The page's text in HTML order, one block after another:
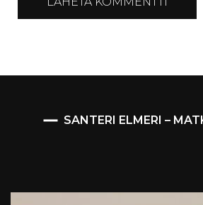
SANTERI ELMERI –